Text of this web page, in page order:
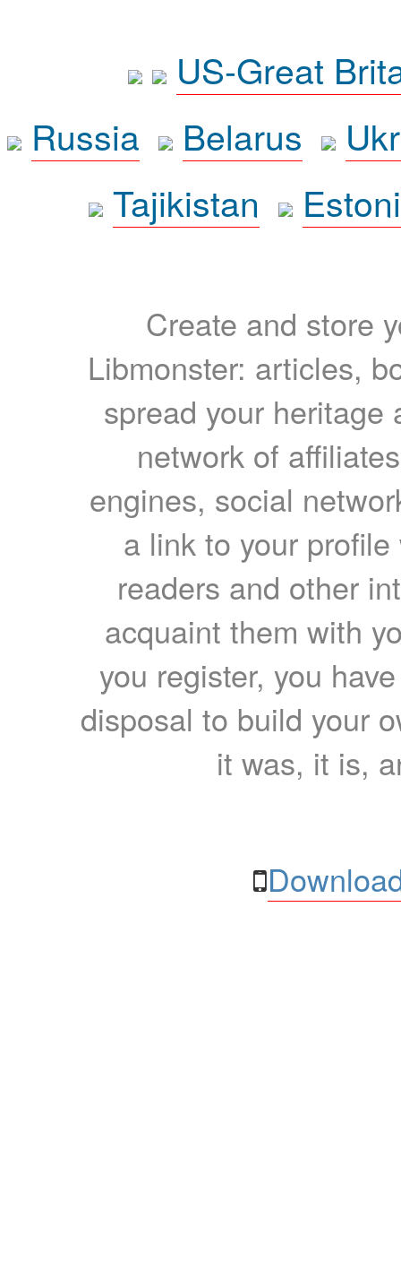
US-Great
Russia
Belarus
Tajikistan
Create and store
Libmonster: articles,
spread your heritage
network of
engines, social
a link to your
readers and other
acquaint them with
you register, you
disposal to build your
it was, it is,